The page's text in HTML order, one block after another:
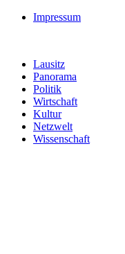
Impressum
Lausitz
Panorama
Politik
Wirtschaft
Kultur
Netzwelt
Wissenschaft